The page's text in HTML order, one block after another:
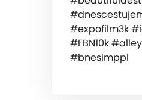
#expofilm3k
#FBN10k
#bnesimppl